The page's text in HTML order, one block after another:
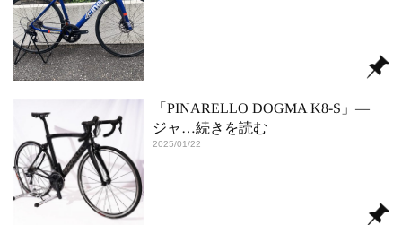
「PINARELLO DOGMA K8-S」―
ジャ …続きを読む
2025/01/22